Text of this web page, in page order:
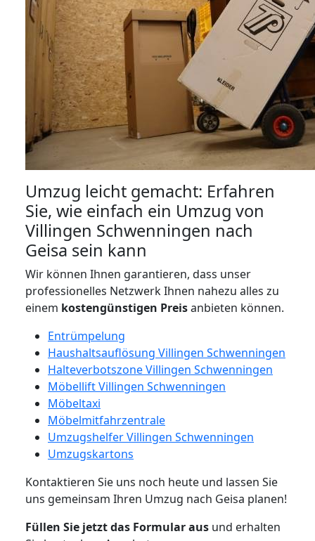
Umzug leicht gemacht: Erfahren
Sie, wie einfach ein Umzug von
Villingen Schwenningen nach
Geisa sein kann
Wir können Ihnen garantieren, dass unser
professionelles Netzwerk Ihnen nahezu alles zu
einem kostengünstigen Preisanbieten können.
Entrümpelung
Haushaltsauflösung Villingen Schwenningen
Halteverbotszone Villingen Schwenningen
Möbellift Villingen Schwenningen
Möbeltaxi
Möbelmitfahrzentrale
Umzugshelfer Villingen Schwenningen
Umzugskartons
Kontaktieren Sie uns noch heute und lassen Sie
uns gemeinsam Ihren Umzug nach Geisa planen!
Füllen Sie jetzt das Formular aus und erhalten